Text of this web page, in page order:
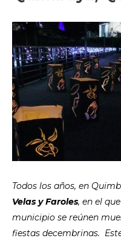
Todos los años, en
Velas y Faroles, en el
municipio se reúnen
fiestas decembrinas.